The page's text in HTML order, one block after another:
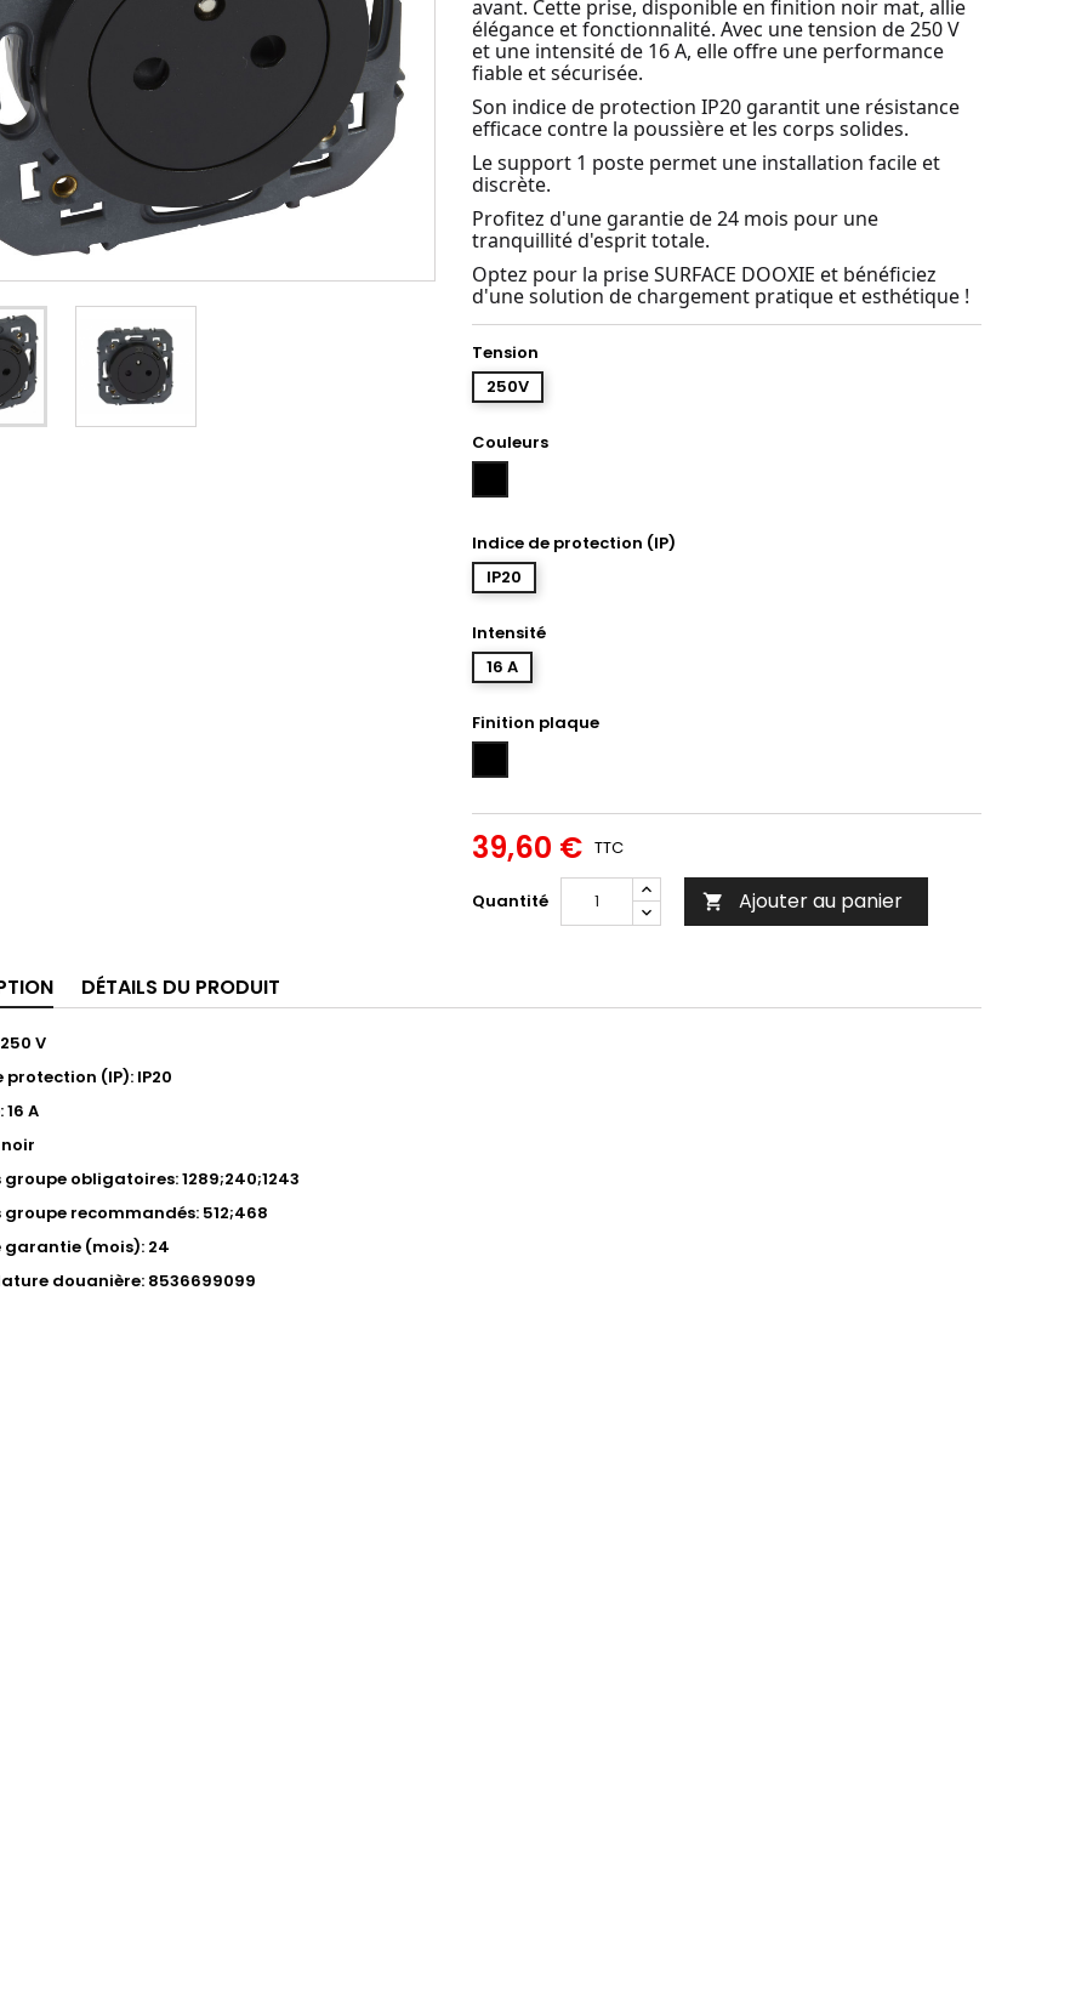
avant. Cette prise, disponible en finition noir mat, allie
élégance et fonctionnalité. Avec une tension de 250 V
et une intensité de 16 A, elle offre une performance
fiable et sécurisée.
Son indice de protection IP20 garantit une résistance
efficace contre la poussière et les corps solides.
Le support 1 poste permet une installation facile et
discrète.
Profitez d'une garantie de 24 mois pour une
tranquillité d'esprit totale.
Optez pour la prise SURFACE DOOXIE et bénéficiez
d'une solution de chargement pratique et esthétique !
Tension
250V
Couleurs
Indice de protection (IP)
IP20
Intensité
16 A
Finition plaque
mat
39,60 € TTC
Quantité  Ajouter au panier
DÉTAILS DU PRODUIT
V
protection (IP): IP20
A
obligatoires: 1289;240;1243
recommandés: 512;468
garantie (mois): 24
douanière: 8536699099